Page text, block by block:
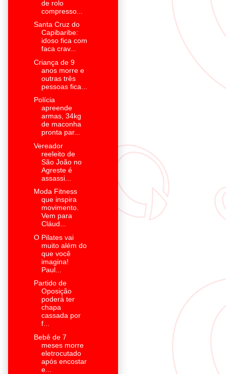
de rolo
compresso...
Santa Cruz do
Capibaribe:
idoso fica com
faca crav...
Criança de 9
anos morre e
outras três
pessoas fica...
Polícia
apreende
armas, 34kg
de maconha
pronta par...
Vereador
reeleito de
São João no
Agreste é
assassi...
Moda Fitness
que inspira
movimento.
Vem para
Cláud...
O Pilates vai
muito além do
que você
imagina!
Paul...
Partido de
Oposição
poderá ter
chapa
cassada por
f...
Bebê de 7
meses morre
eletrocutado
após encostar
e...